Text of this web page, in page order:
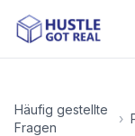
Häufig gestellte
Fragen
›